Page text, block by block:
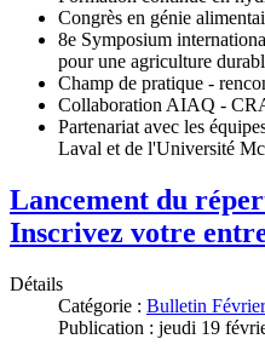
Congrès en génie
8e Symposium
pour une agriculture
Champ de pratique -
Collaboration AIAQ -
Partenariat avec les
Laval et de l'Université
Lancement du
Inscrivez votre
Détails
Catégorie : Bulletin
Publication : jeudi 19